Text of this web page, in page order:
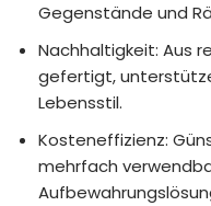
Gegenstände und
Nachhaltigkeit: Aus
gefertigt,
Lebensstil.
Kosteneffizienz:
mehrfach